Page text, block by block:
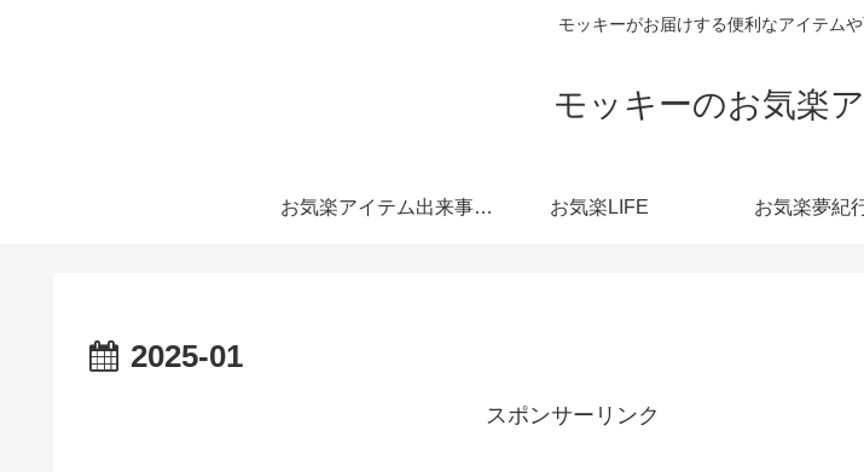
モッキーがお届けする便利なアイテム
モッキーのお気楽
お気楽アイテム出来事 メイン お気楽LIFE お気楽夢紀
2025-01
スポンサーリンク